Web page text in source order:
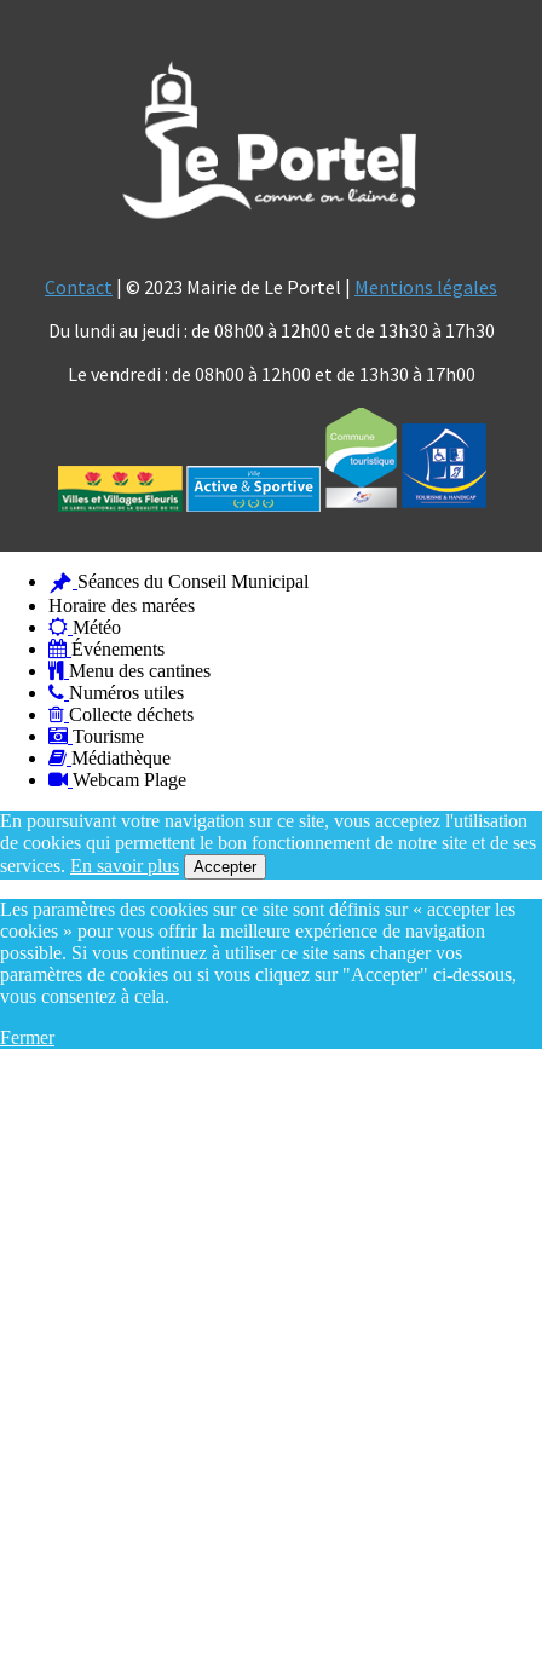
Contact | © 2023 Mairie de Le Portel | Mentions légales
Du lundi au jeudi : de 08h00 à 12h00 et de 13h30 à 17h30
Le vendredi : de 08h00 à 12h00 et de 13h30 à 17h00
Séances du Conseil Municipal
Horaire des marées
Météo
Événements
Menu des cantines
Numéros utiles
Collecte déchets
Tourisme
Médiathèque
Webcam Plage
En poursuivant votre navigation sur ce site, vous acceptez l'utilisation
de cookies qui permettent le bon fonctionnement de notre site et de ses
services. En savoir plus Accepter
Les paramètres des cookies sur ce site sont définis sur « accepter les
cookies » pour vous offrir la meilleure expérience de navigation
possible. Si vous continuez à utiliser ce site sans changer vos
paramètres de cookies ou si vous cliquez sur "Accepter" ci-dessous,
vous consentez à cela.
Fermer